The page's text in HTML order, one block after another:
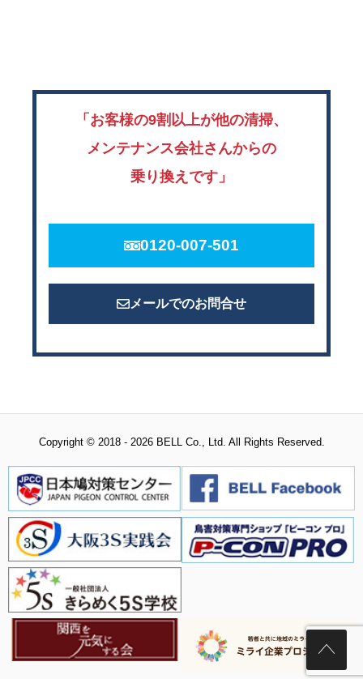
「お客様の9割以上が他の清掃、
メンテナンス会社さんからの
乗り換えです」
0120-007-501
メールでのお問合せ
Copyright © 2018 - 2026 BELL Co., Ltd. All Rights Reserved.